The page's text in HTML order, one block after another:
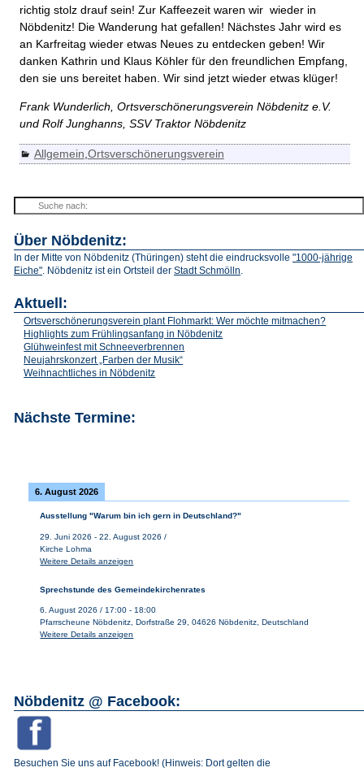
richtig stolz drauf sein! Zur Kaffeezeit waren wir wieder in
Nöbdenitz! Die Wanderung hat gefallen! Nächstes Jahr wird es
an Karfreitag wieder etwas Neues zu entdecken geben! Wir
danken Kathrin und Klaus Köhler für den freundlichen Empfang,
den sie uns bereitet haben. Wir sind jetzt wieder etwas klüger!
Frank Wunderlich, Ortsverschönerungsverein Nöbdenitz e.V.
und Rolf Junghanns, SSV Traktor Nöbdenitz
Allgemein Ortsverschönerungsverein
Über Nöbdenitz:
In der Mitte von Nöbdenitz (Thüringen) steht die eindrucksvolle "1000-jährige
Eiche". Nöbdenitz ist ein Ortsteil der Stadt Schmölln.
Aktuell:
Ortsverschönerungsverein plant Flohmarkt: Wer möchte mitmachen?
Highlights zum Frühlingsanfang in Nöbdenitz
Glühweinfest mit Schneeverbrennen
Neujahrskonzert „Farben der Musik“
Weihnachtliches in Nöbdenitz
Nächste Termine:
6. August 2026
Ausstellung "Warum bin ich gern in Deutschland?"
29. Juni 2026 -22. August 2026 /
Kirche Lohma
Weitere Details anzeigen
Sprechstunde des Gemeindekirchenrates
6. August 2026 /17:00 -18:00
Pfarrscheune Nöbdenitz, Dorfstraße 29, 04626 Nöbdenitz, Deutschland
Weitere Details anzeigen
Nöbdenitz @ Facebook:
Besuchen Sie uns auf Facebook! (Hinweis: Dort gelten die